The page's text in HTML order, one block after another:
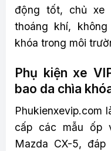
động tốt, chủ xe
thoáng khí,
khóa trong môi
Phụ kiện xe
bao da chìa
Phukienxevip.com
cấp các mẫu ốp
Mazda CX-5,